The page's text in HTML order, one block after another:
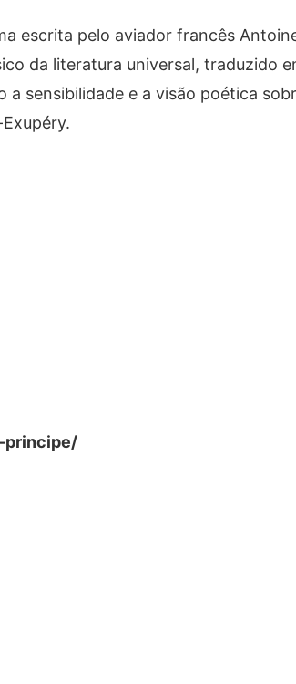
escrita pelo aviador francês
da literatura universal, traduzido
sensibilidade e a visão poética
principe/